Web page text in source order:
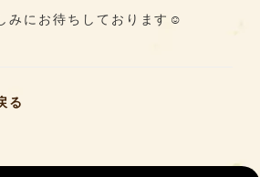
みにお待ちしております☺
る